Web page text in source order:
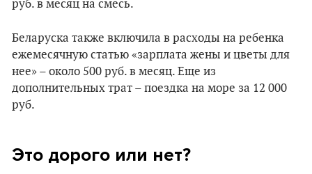
руб. в месяц на смесь.
Беларуска также включила в расходы на ребенка
ежемесячную статью «зарплата жены и цветы для
нее» – около 500 руб. в месяц. Еще из
дополнительных трат – поездка на море за 12 000
руб.
Это дорого или нет?